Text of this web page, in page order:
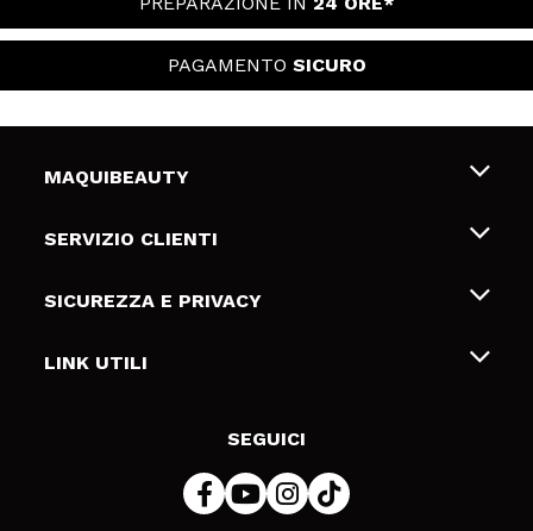
PAGAMENTO SICURO
MAQUIBEAUTY
Chi siamo
Gift Cards
SERVIZIO CLIENTI
Spedizioni & Resi
Metodi di pagamamento
SICUREZZA E PRIVACY
Termini e condizioni
LINK UTILI
SEGUICI